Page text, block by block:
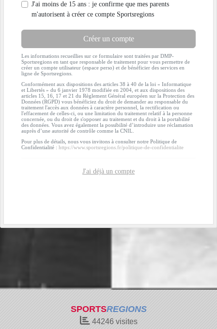
J'ai moins de 15 ans : je confirme que mes parents
m'autorisent à créer ce compte Sportsregions
Créer un compte
Les informations recueillies sur ce formulaire sont traitées par DMP-
Sportsregions en tant que responsable de traitement pour vous permettre de
créer un compte utilisateur (espace perso) et de bénéficier des services en
ligne de Sportsregions.
Conformément aux dispositions des articles 38 à 40 de la loi « Informatique
et Libertés » du 6 janvier 1978 modifiée en 2004, et aux dispositions des
articles 15, 16, 17 et 21 du Règlement Général européen sur la Protection des
Données (RGPD) vous bénéficiez du droit de demander au responsable du
traitement l'accès aux données à caractère personnel, la rectification ou
l'effacement de celles-ci, ou une limitation du traitement relatif à la personne
concernée, ou du droit de s'opposer au traitement et du droit à la portabilité
des données. Vous avez également la possibilité d’introduire une réclamation
auprès d’une autorité de contrôle comme la CNIL.
Pour plus de détails, nous vous invitons à consulter notre Politique de
Confidentialité : https://www.sportsregions.fr/politique-de-confidentialite
J'ai déjà un compte
SPORTSREGIONS
44246visites